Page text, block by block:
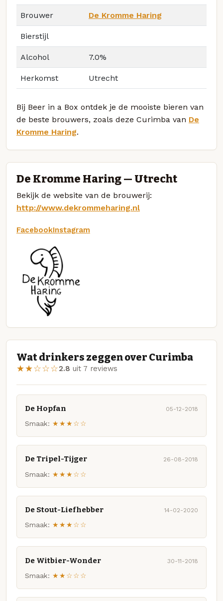
Brouwer De Kromme Haring
Bierstijl
Alcohol 7.0%
Herkomst Utrecht
Bij Beer in a Box ontdek je de mooiste bieren van
de beste brouwers, zoals deze Curimba van De
Kromme Haring.
De Kromme Haring — Utrecht
Bekijk de website van de brouwerij:
http://www.dekrommeharing.nl
FacebookInstagram
Wat drinkers zeggen over Curimba
★★☆☆☆2.8 uit 7 reviews
De Hopfan 05-12-2018
Smaak: ★★★☆☆
De Tripel-Tijger 26-08-2018
Smaak: ★★★☆☆
De Stout-Liefhebber 14-02-2020
Smaak: ★★★☆☆
De Witbier-Wonder 30-11-2018
Smaak: ★★☆☆☆